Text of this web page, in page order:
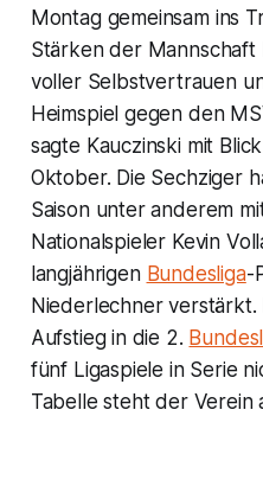
Montag gemeinsam ins
Stärken der Mannschaft
voller Selbstvertrauen
Heimspiel gegen den
sagte Kauczinski mit
Oktober. Die Sechziger
Saison unter anderem
Nationalspieler Kevin
langjährigen Bundesliga-
Niederlechner
Aufstieg in die 2.
fünf Ligaspiele in Serie
Tabelle steht der Verein